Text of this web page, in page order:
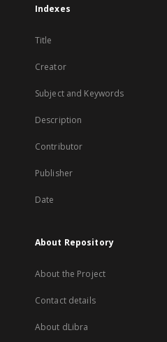
Indexes
Title
Creator
Subject and Keywords
Description
Contributor
Publisher
Date
About Repository
About the Project
Contact details
About dLibra